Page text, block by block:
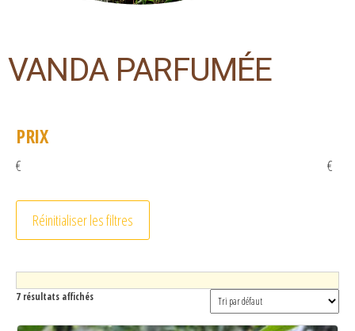
VANDA PARFUMÉE
PRIX
€ €
Réinitialiser les filtres
7 résultats affichés